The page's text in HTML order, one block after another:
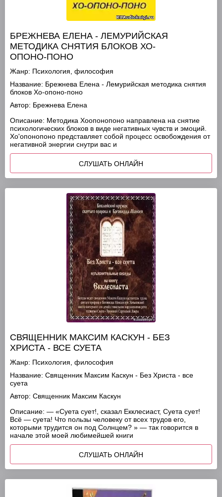
БРЕЖНЕВА ЕЛЕНА - ЛЕМУРИЙСКАЯ
МЕТОДИКА СНЯТИЯ БЛОКОВ ХО-
ОПОНО-ПОНО
Жанр: Психология, философия
Название: Брежнева Елена - Лемурийская методика снятия
блоков Хо-опоно-поно
Автор: Брежнева Елена
Описание: Методика Хоопонопоно направлена на снятие
психологических блоков в виде негативных чувств и эмоций.
Хо'опонопоно представляет собой процесс освобождения от
негативной энергии снутри вас и
СЛУШАТЬ ОНЛАЙН
СВЯЩЕННИК МАКСИМ КАСКУН - БЕЗ
ХРИСТА - ВСЕ СУЕТА
Жанр: Психология, философия
Название: Священник Максим Каскун - Без Христа - все
суета
Автор: Священник Максим Каскун
Описание: — «Суета сует!, сказал Екклесиаст, Суета сует!
Всё — суета! Что пользы человеку от всех трудов его,
которыми трудится он под Солнцем? » — так говорится в
начале этой моей любимейшей книги
СЛУШАТЬ ОНЛАЙН